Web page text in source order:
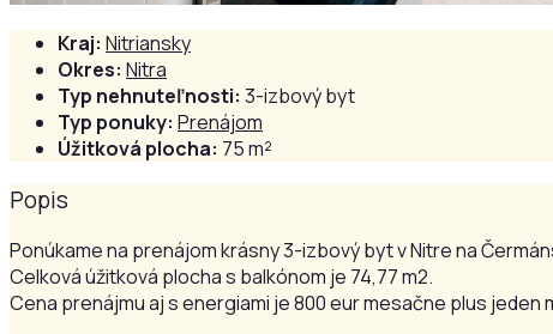
Kraj: Nitriansky
Okres: Nitra
Typ nehnuteľnosti: 3-izbový byt
Typ ponuky: Prenájom
Úžitková plocha: 75 m²
Popis
Ponúkame na prenájom krásny 3-izbový byt v Nitre na
Celková úžitková plocha s balkónom je 74,77 m2.
Cena prenájmu aj s energiami je 800 eur mesačne plus jeden